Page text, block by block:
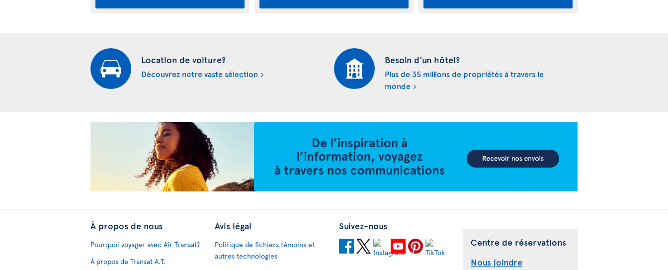
Location de voiture?
Découvrez notre vaste sélection
Besoin d'un hôtel?
Plus de 35 millions de propriétés à travers le
monde
À propos de nous
Pourquoi voyager avec Air Transat?
À propos de Transat A.T.
Avis légal
Politique de fichiers témoins et
autres technologies
Suivez-nous
Centre de réservations
Nous joindre